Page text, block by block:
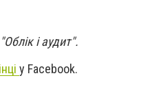
і аудит".
у Facebook.